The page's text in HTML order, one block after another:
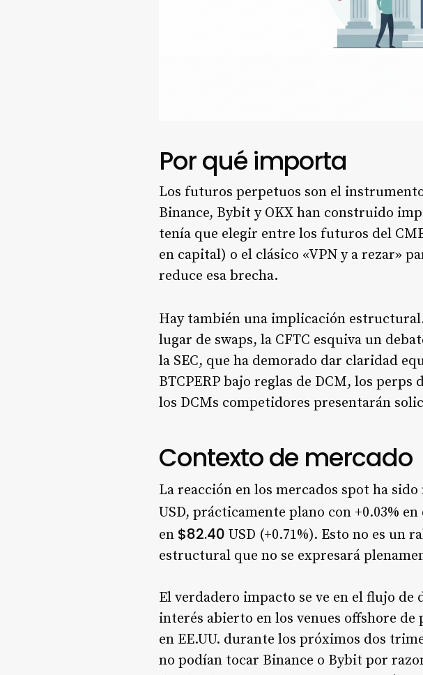
Por qué importa
Los futuros perpetuos son el
Binance, Bybit y OKX han construido
tenía que elegir entre los futuros del
en capital) o el clásico «VPN y a rezar»
reduce esa brecha.
Hay también una implicación
lugar de swaps, la CFTC esquiva un
la SEC, que ha demorado dar claridad
BTCPERP bajo reglas de DCM, los perps
los DCMs competidores presentarán
Contexto de mercado
La reacción en los mercados spot ha
USD, prácticamente plano con +0.03%
en $82.40 USD (+0.71%). Esto no es un
estructural que no se expresará
El verdadero impacto se ve en el flujo
interés abierto en los venues offshore
en EE.UU. durante los próximos dos
no podían tocar Binance o Bybit por